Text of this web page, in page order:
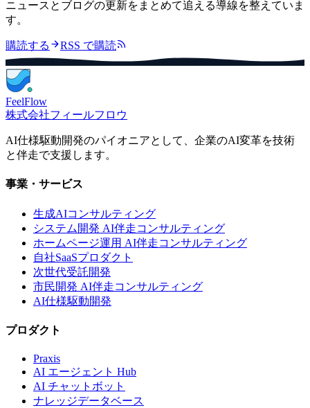
ニュースとブログの更新をまとめて追える導線を整えていま
す。
購読する RSS で購読
FeelFlow
株式会社フィールフロウ
AI仕様駆動開発のパイオニアとして、企業のAI変革を技術
と伴走で支援します。
事業・サービス
生成AIコンサルティング
システム開発 AI伴走コンサルティング
ホームページ運用 AI伴走コンサルティング
自社SaaSプロダクト
次世代受託開発
市民開発 AI伴走コンサルティング
AI仕様駆動開発
プロダクト
Praxis
AI エージェント Hub
AI チャットボット
ナレッジデータベース